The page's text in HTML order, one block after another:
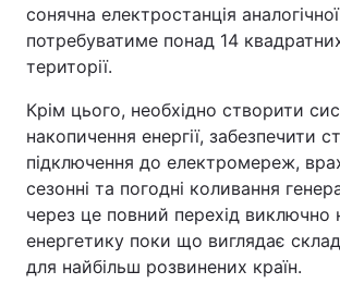
сонячна електростанція
потребуватиме понад 14
території.
Крім цього, необхідно створити
накопичення енергії, забезпечити
підключення до електромереж,
сезонні та погодні коливання
через це повний перехід виключно
енергетику поки що виглядає
для найбільш розвинених країн.